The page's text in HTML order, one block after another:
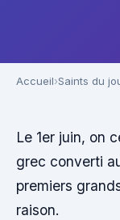
Accueil Saints du
Le 1er juin, on
grec converti
premiers
raison.